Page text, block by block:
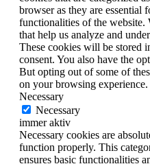
browser as they are essential
functionalities of the website.
that help us analyze and
These cookies will be stored
consent. You also have the
But opting out of some of
on your browsing experience.
Necessary
Necessary
immer aktiv
Necessary cookies are
function properly. This
ensures basic functionalities